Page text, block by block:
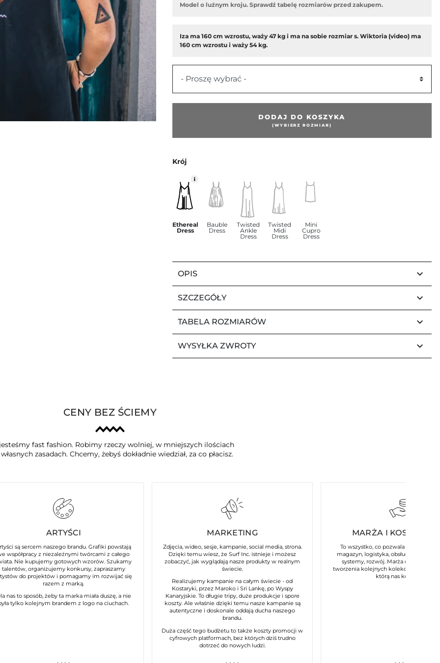
Model o luźnym kroju. Sprawdź tabelę rozmiarów przed zakupem.
Iza ma 160 cm wzrostu, waży 47 kg i ma na sobie rozmiar s. Wiktoria (video) ma
160 cm wzrostu i waży 54 kg.
- Proszę wybrać -
DODAJ DO KOSZYKA
(WYBIERZ ROZMIAR)
Krój
Ethereal
Dress
Bauble
Dress
Twisted
Ankle
Dress
Twisted
Midi
Dress
Mini
Cupro
Dress
OPIS keyboard_arrow_down
SZCZEGÓŁY keyboard_arrow_down
TABELA ROZMIARÓW keyboard_arrow_down
WYSYŁKA ZWROTY keyboard_arrow_down
CENY BEZ ŚCIEMY
fast fashion. Robimy rzeczy wolniej, w mniejszych ilościach
zasadach. Chcemy, żebyś dokładnie wiedział, za co płacisz.
ARTYŚCI
są sercem naszego brandu. Grafiki powstają
współpracy z niezależnymi twórcami z całego
Nie kupujemy gotowych wzorów. Szukamy
talentów, organizujemy konkursy, zapraszamy
do projektów i pomagamy im rozwijać się
razem z marką.
nas to sposób, żeby ta marka miała duszę, a nie
tylko kolejnym brandem z logo na ciuchach.
MARKETING
Zdjęcia, wideo, sesje, kampanie, social media, strona.
Dzięki temu wiesz, że Surf Inc. istnieje i możesz
zobaczyć, jak wyglądają nasze produkty w realnym
świecie.
Realizujemy kampanie na całym świecie - od
Kostaryki, przez Maroko i Sri Lankę, po Wyspy
Kanaryjskie. To długie tripy, duże produkcje i spore
koszty. Ale właśnie dzięki temu nasze kampanie są
autentyczne i doskonale oddają ducha naszego
brandu.
Duża część tego budżetu to także koszty promocji w
cyfrowych platformach, bez których dziś trudno
dotrzeć do nowych ludzi.
MARŻA I KOSZTY
To wszystko, co pozwala naszej
magazyn, logistyka, obsługa klienta,
systemy, rozwój. Marża daje nam
tworzenia kolejnych kolekcji i
którą nas kojarzysz.